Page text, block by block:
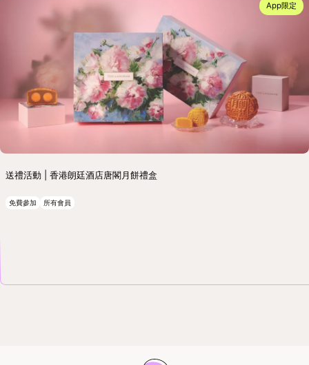
App限定
送禮活動 | 香港朗廷酒店唐閣月餅禮盒
免費參加 所有會員